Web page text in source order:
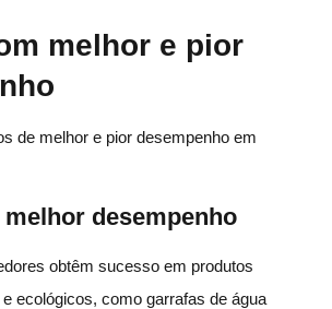
melhor e pior
de melhor e pior desempenho em
desempenho
obtêm sucesso em produtos
ecológicos, como garrafas de água